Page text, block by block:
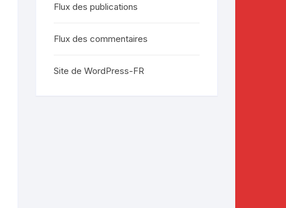
Flux des publications
Flux des commentaires
Site de WordPress-FR